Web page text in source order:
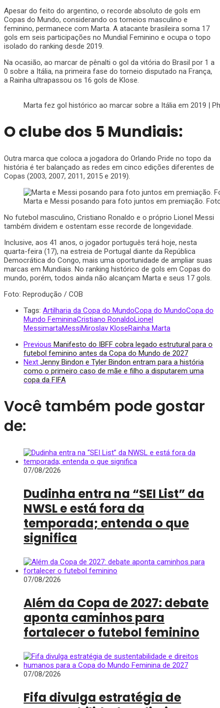
​Apesar do feito do argentino, o recorde absoluto de gols em
Copas do Mundo, considerando os torneios masculino e
feminino, permanece com Marta. A atacante brasileira soma 17
gols em seis participações no Mundial Feminino e ocupa o topo
isolado do ranking desde 2019.
​Na ocasião, ao marcar de pênalti o gol da vitória do Brasil por 1 a
0 sobre a Itália, na primeira fase do torneio disputado na França,
a Rainha ultrapassou os 16 gols de Klose.
Marta fez gol histórico ao marcar sobre a Itália em 2019 |
​O clube dos 5 Mundiais:
Outra marca que coloca a jogadora do Orlando Pride no topo da
história é ter balançado as redes em cinco edições diferentes de
Copas (2003, 2007, 2011, 2015 e 2019).
Marta e Messi posando para foto juntos em premiação.
No futebol masculino, Cristiano Ronaldo e o próprio Lionel Messi
também dividem e ostentam esse recorde de longevidade.
​Inclusive, aos 41 anos, o jogador português terá hoje, nesta
quarta-feira (17), na estreia de Portugal diante da República
Democrática do Congo, mais uma oportunidade de ampliar suas
marcas em Mundiais. No ranking histórico de gols em Copas do
mundo, porém, todos ainda não alcançam Marta e seus 17 gols.
Foto: Reprodução / COB
Tags: Artilharia da Copa do MundoCopa do MundoCopa do
Mundo FemininaCristiano RonaldoLionel
MessimartaMessiMiroslav KloseRainha Marta
Previous Manifesto do IBFF cobra legado estrutural para o
futebol feminino antes da Copa do Mundo de 2027
Next Jenny Bindon e Tyler Bindon entram para a história
como o primeiro caso de mãe e filho a disputarem uma
copa da FIFA
Você também pode gostar
de:
07/08/2026
Dudinha entra na “SEI List” da
NWSL e está fora da
temporada; entenda o que
significa
07/08/2026
Além da Copa de 2027: debate
aponta caminhos para
fortalecer o futebol feminino
07/08/2026
Fifa divulga estratégia de